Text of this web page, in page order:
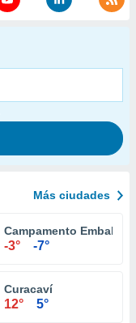
Más ciudades
Campamento Embalse
-3° -7°
Curacaví
12° 5°